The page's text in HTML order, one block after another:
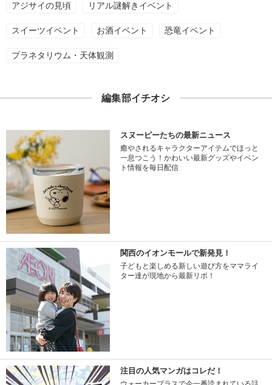
アジサイの見頃 リアル謎解きイベント
スイーツイベント お酒イベント 恐竜イベント
プラネタリウム・天体観測
編集部イチオシ
スヌーピーたちの最新ニュース
癒やされるキャラクターアイテムでほっと
一息つこう！かわいい最新グッズやイベン
ト情報を毎日配信
関西のイオンモールで新発見！
子どもと楽しめる新しい遊び方をママライ
ター達が現地から最新リポ！
注目の人気マンガはコレだ！